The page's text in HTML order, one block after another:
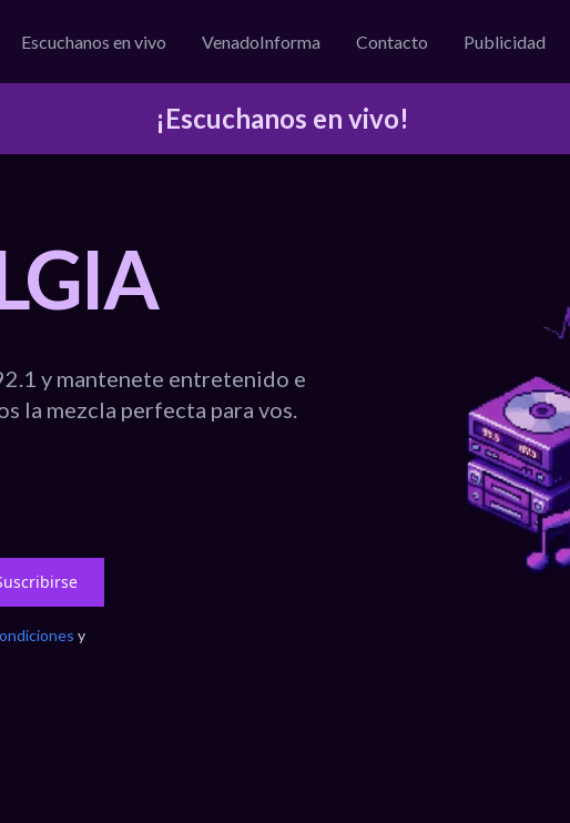
Escuchanos en vivo VenadoInforma Contacto Publicidad
¡Escuchanos en vivo!
y mantenete entretenido e
la mezcla perfecta para vos.
y